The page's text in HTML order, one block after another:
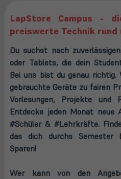
LapStore Campus -
preiswerte Technik rund
Du suchst nach
oder Tablets, die dein
Bei uns bist du genau
gebrauchte Geräte zu fairen
Vorlesungen, Projekte und
Entdecke jeden Monat neue
#Schüler & #Lehrkräfte.
das dich durchs Semester
Sparen!
Wer kann von den